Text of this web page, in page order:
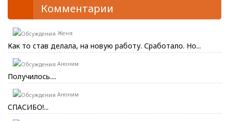
Комментарии
Женя
Как то став делала, на новую работу. Сработало. Но...
Аноним
Получилось....
Аноним
СПАСИБО!...